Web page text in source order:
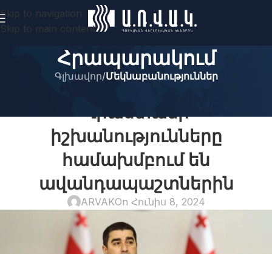
Skip to navigation
Skip to main content
Հրապարակում
Գլխավոր/Մեկնաբանություններ
Վրաստանի
իշխանությունները
համախմբում են
ավանդապաշտներին
ARVAKOn Հունիս 8, 2024